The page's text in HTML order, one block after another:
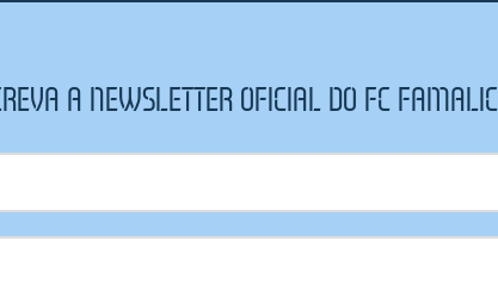
A NEWSLETTER OFICIAL DO FC